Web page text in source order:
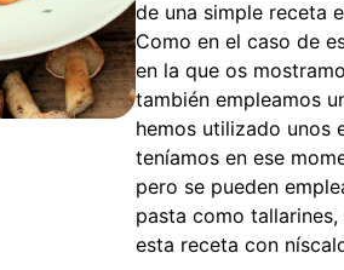
de una simple receta
Como en el caso de
en la que os
también empleamos
hemos utilizado unos
teníamos en ese
pero se pueden
pasta como
esta receta con